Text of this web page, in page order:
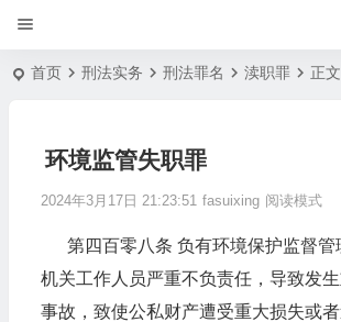
首页 刑法实务 刑法罪名 渎职罪 正文
环境监管失职罪
2024年3月17日 21:23:51 fasuixing 阅读模式
第四百零八条 负有环境保护监督管
机关工作人员严重不负责任，导致发
事故，致使公私财产遭受重大损失或